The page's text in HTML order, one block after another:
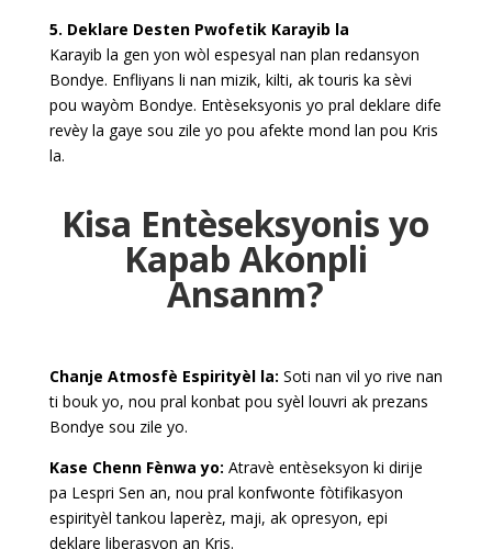
5. Deklare Desten Pwofetik Karayib la
Karayib la gen yon wòl espesyal nan plan redansyon
Bondye. Enfliyans li nan mizik, kilti, ak touris ka sèvi
pou wayòm Bondye. Entèseksyonis yo pral deklare dife
revèy la gaye sou zile yo pou afekte mond lan pou Kris
la.
Kisa Entèseksyonis yo
Kapab Akonpli
Ansanm?
Chanje Atmosfè Espirityèl la: Soti nan vil yo rive nan
ti bouk yo, nou pral konbat pou syèl louvri ak prezans
Bondye sou zile yo.
Kase Chenn Fènwa yo: Atravè entèseksyon ki dirije
pa Lespri Sen an, nou pral konfwonte fòtifikasyon
espirityèl tankou laperèz, maji, ak opresyon, epi
deklare liberasyon an Kris.